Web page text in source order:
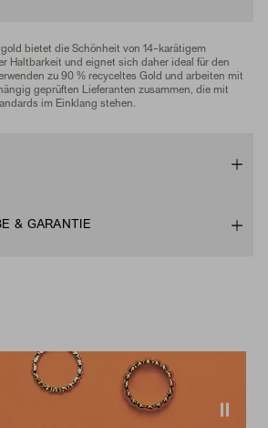
bietet die Schönheit von 14-karätigem
Haltbarkeit und eignet sich daher ideal für den
zu 90 % recyceltes Gold und arbeiten mit
geprüften Lieferanten zusammen, die mit
im Einklang stehen.
& GARANTIE